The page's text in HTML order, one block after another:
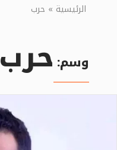
الرئيسية » حرب
وسم: حرب